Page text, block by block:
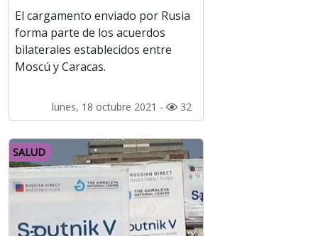
El cargamento enviado por Rusia
forma parte de los acuerdos
bilaterales establecidos entre
Moscú y Caracas.
lunes, 18 octubre 2021 - 32
SALUD